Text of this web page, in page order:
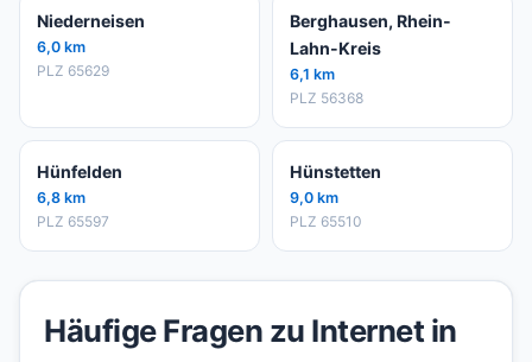
Niederneisen
6,0 km
PLZ 65629
Berghausen, Rhein-
Lahn-Kreis
6,1 km
PLZ 56368
Hünfelden
6,8 km
PLZ 65597
Hünstetten
9,0 km
PLZ 65510
Häufige Fragen zu Internet in